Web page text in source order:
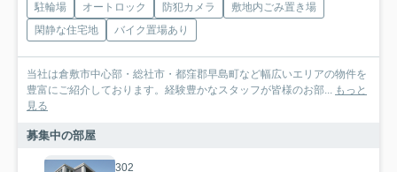
駐輪場 オートロック 防犯カメラ
敷地内ごみ置き場
閑静な住宅地
バイク置場あり
当社は倉敷市中心部・総社市・都窪郡早島町など幅広いエリアの物件を
豊富にご紹介しております。経験豊かなスタッフが皆様のお部... もっと
見る
募集中の部屋
302